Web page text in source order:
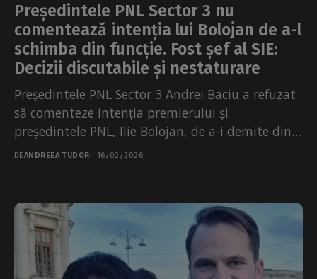
Președintele PNL Sector 3 nu
comentează intenția lui Bolojan de a-l
schimba din funcție. Fost șef al SIE:
Decizii discutabile și nestaturare
Președintele PNL Sector 3 Andrei Baciu a refuzat
să comenteze intenția premierului și
președintele PNL, Ilie Bolojan, de a-i demite din
funcție. Liderul...
DEANDREEA TUDOR 16/02/2026